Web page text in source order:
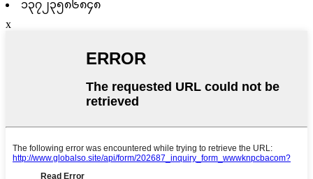
၁၃၇၂၃၅၈၆၈၄၈
x